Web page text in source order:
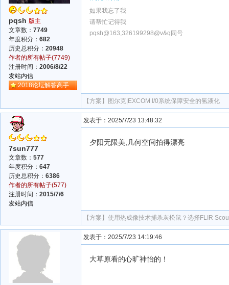
pqsh 版主
文章数： 7749
年度积分： 682
历史总积分： 20948
作者的所有帖子(7749)
注册时间： 2006/8/22
发站内信
2018论坛解答高手
如果我忘了我
请帮忙记得我
pqsh@163,326199298@v&q同号
【方案】 图尔克|EXCOM I/0系统保障安全的氢液化
7sun777
文章数： 577
年度积分： 647
历史总积分： 6386
作者的所有帖子(577)
注册时间： 2015/7/6
发站内信
发表于：2025/7/23 13:48:32
夕阳无限美,几何空间拍得漂亮
【方案】 使用热成像技术捕杀灰松鼠？选择FLIR
发表于：2025/7/23 14:19:46
大草原看的心旷神怡的！